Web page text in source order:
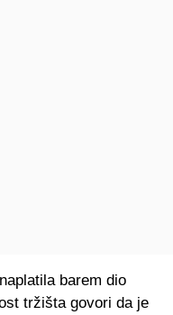
barem dio
tržišta govori da je